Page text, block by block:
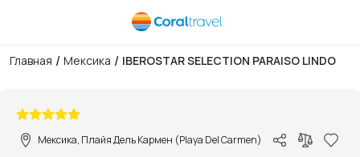
Главная / Мексика / IBEROSTAR SELECTION PARAISO LINDO
Мексика, Плайя Дель Кармен (Playa Del Carmen)